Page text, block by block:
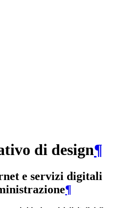
di design¶
e servizi digitali
¶